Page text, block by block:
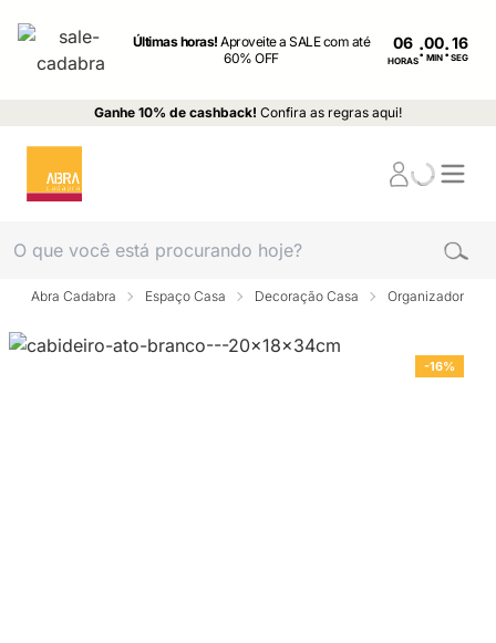
Últimas horas!Aproveite a SALE com até
60% OFF
06
HORAS: MIN : SEG
Ganhe 10% de cashback! Confira as regras aqui!
Abra Cadabra Espaço Casa Decoração Casa Organizador
-16%